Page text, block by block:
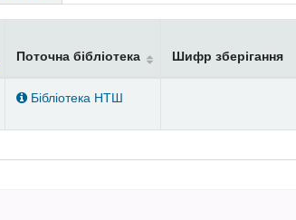
Поточна бібліотека Шифр зберігання
Бібліотека НТШ